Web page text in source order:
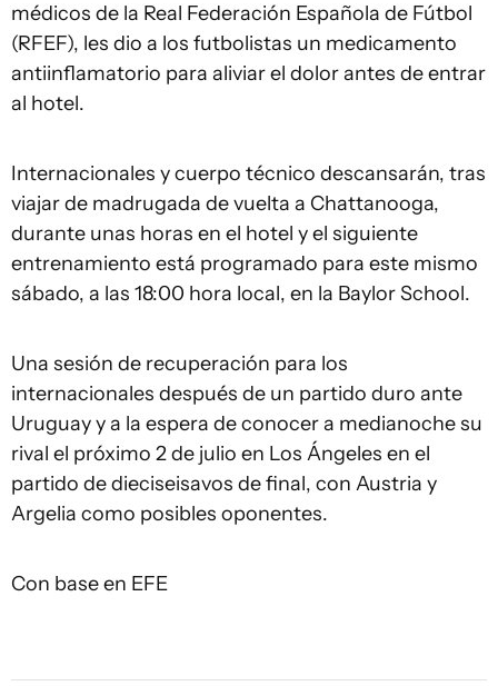
médicos de la Real Federación Española de Fútbol
(RFEF), les dio a los futbolistas un medicamento
antiinflamatorio para aliviar el dolor antes de entrar
al hotel.
Internacionales y cuerpo técnico descansarán, tras
viajar de madrugada de vuelta a Chattanooga,
durante unas horas en el hotel y el siguiente
entrenamiento está programado para este mismo
sábado, a las 18:00 hora local, en la Baylor School.
Una sesión de recuperación para los
internacionales después de un partido duro ante
Uruguay y a la espera de conocer a medianoche su
rival el próximo 2 de julio en Los Ángeles en el
partido de dieciseisavos de final, con Austria y
Argelia como posibles oponentes.
Con base en EFE